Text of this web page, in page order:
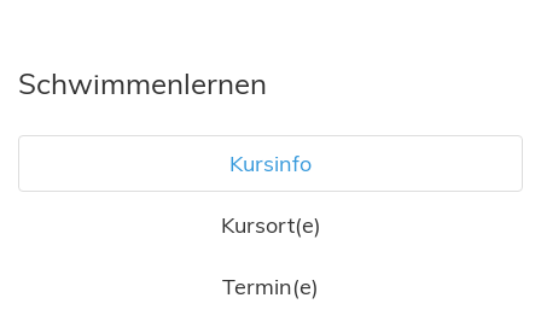
Schwimmenlernen
Kursinfo
Kursort(e)
Termin(e)